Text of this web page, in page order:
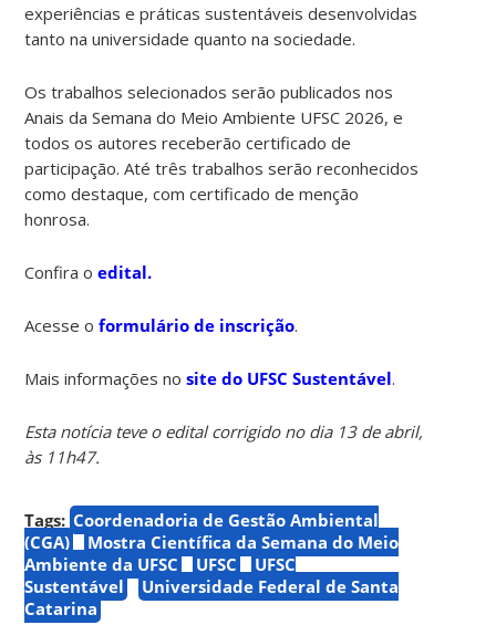
experiências e práticas sustentáveis desenvolvidas
tanto na universidade quanto na sociedade.
Os trabalhos selecionados serão publicados nos
Anais da Semana do Meio Ambiente UFSC 2026, e
todos os autores receberão certificado de
participação. Até três trabalhos serão reconhecidos
como destaque, com certificado de menção
honrosa.
Confira o edital.
Acesse oformulário de inscrição.
Mais informaçõesnosite do UFSC Sustentável.
Esta notícia teve o edital corrigido no dia 13 de abril,
às 11h47.
Tags: Coordenadoria de Gestão Ambiental
(CGA)
Mostra Científica da Semana do Meio
Ambiente da UFSC
UFSC
UFSC
Sustentável
Universidade Federal de Santa
Catarina